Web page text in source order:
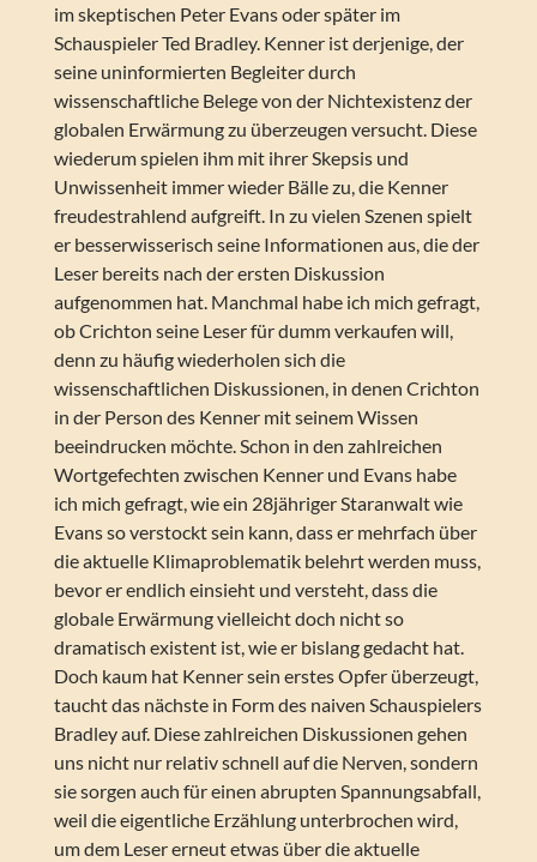
im skeptischen Peter Evans oder später im
Schauspieler Ted Bradley. Kenner ist derjenige, der
seine uninformierten Begleiter durch
wissenschaftliche Belege von der Nichtexistenz der
globalen Erwärmung zu überzeugen versucht. Diese
wiederum spielen ihm mit ihrer Skepsis und
Unwissenheit immer wieder Bälle zu, die Kenner
freudestrahlend aufgreift. In zu vielen Szenen spielt
er besserwisserisch seine Informationen aus, die der
Leser bereits nach der ersten Diskussion
aufgenommen hat. Manchmal habe ich mich gefragt,
ob Crichton seine Leser für dumm verkaufen will,
denn zu häufig wiederholen sich die
wissenschaftlichen Diskussionen, in denen Crichton
in der Person des Kenner mit seinem Wissen
beeindrucken möchte. Schon in den zahlreichen
Wortgefechten zwischen Kenner und Evans habe
ich mich gefragt, wie ein 28jähriger Staranwalt wie
Evans so verstockt sein kann, dass er mehrfach über
die aktuelle Klimaproblematik belehrt werden muss,
bevor er endlich einsieht und versteht, dass die
globale Erwärmung vielleicht doch nicht so
dramatisch existent ist, wie er bislang gedacht hat.
Doch kaum hat Kenner sein erstes Opfer überzeugt,
taucht das nächste in Form des naiven Schauspielers
Bradley auf. Diese zahlreichen Diskussionen gehen
uns nicht nur relativ schnell auf die Nerven, sondern
sie sorgen auch für einen abrupten Spannungsabfall,
weil die eigentliche Erzählung unterbrochen wird,
um dem Leser erneut etwas über die aktuelle